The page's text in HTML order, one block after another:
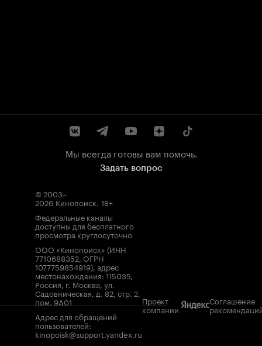
Мы всегда готовы вам помочь.
Задать вопрос
© 2003–
2026 Кинопоиск. 18+
Федеральные каналы
доступны для бесплатного
просмотра круглосуточно
ООО «Кинопоиск» (ИНН
7710688352, ОГРН
1077759854919), адрес
местонахождения: 115035,
Россия, г. Москва, ул.
Садовническая, д. 82, стр. 2,
пом. 9А01
Адрес для обращений
пользователей:
kinopoisk@support.yandex.ru
Проект
компании
Соглашение